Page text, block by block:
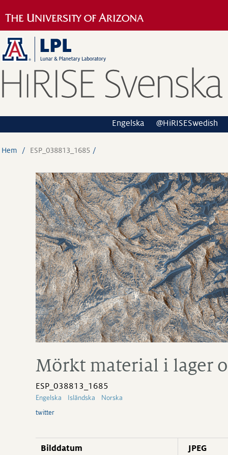
Engelska @HiRISESwedish
Hem ESP_038813_1685
Mörkt material i lager
ESP_038813_1685
Engelska Isländska Norska
twitter
Bilddatum
JPEG